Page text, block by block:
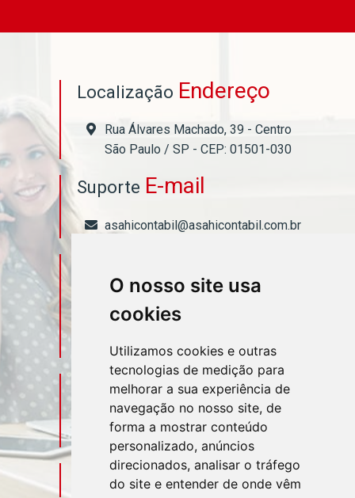
O nosso site usa
cookies
Utilizamos cookies e outras
tecnologias de medição para
melhorar a sua experiência de
navegação no nosso site, de
forma a mostrar conteúdo
personalizado, anúncios
direcionados, analisar o tráfego
do site e entender de onde vêm
Localização Endereço
Rua Álvares Machado, 39 - Centro
São Paulo / SP - CEP: 01501-030
Suporte E-mail
asahicontabil@asahicontabil.com.br
(11) 3106-3544
(11) 95580-4449
RedesSociais
Mapa do Escritório